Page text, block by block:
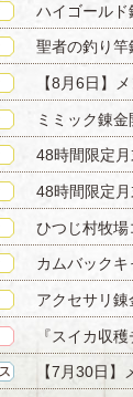
ハイゴール
聖者の釣り竿
【8月6日】
ミミック錬
48時間限定
48時間限定
ひつじ村牧
カムバック
アクセサリ
『スイカ収
【7月30日